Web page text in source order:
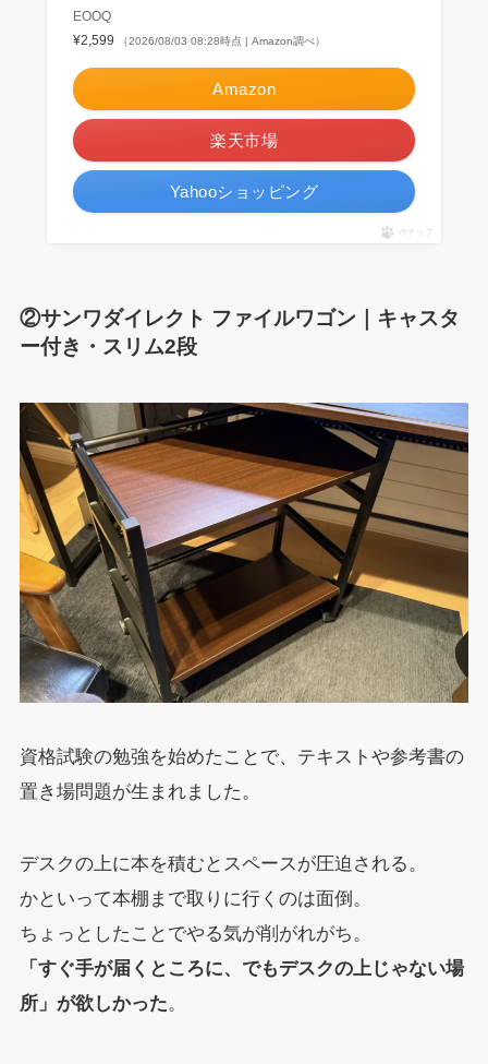
EOOQ
¥2,599
（2026/08/03 08:28時点 | Amazon調べ）
Amazon
楽天市場
Yahooショッピング
ポチップ
②サンワダイレクト ファイルワゴン｜キャスタ
ー付き・スリム2段
資格試験の勉強を始めたことで、テキストや参考書の
置き場問題が生まれました。
デスクの上に本を積むとスペースが圧迫される。
かといって本棚まで取りに行くのは面倒。
ちょっとしたことでやる気が削がれがち。
「すぐ手が届くところに、でもデスクの上じゃない場
所」が欲しかった。